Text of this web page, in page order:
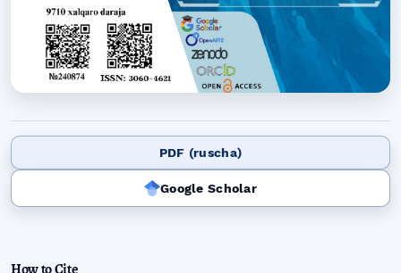
PDF (ruscha)
Google Scholar